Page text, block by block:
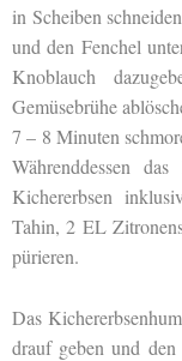
in Scheiben
und den Fenchel
Knoblauch
Gemüsebrühe
7 – 8 Minuten
Währenddessen
Kichererbsen
Tahin, 2 EL
pürieren.
Das
drauf geben und